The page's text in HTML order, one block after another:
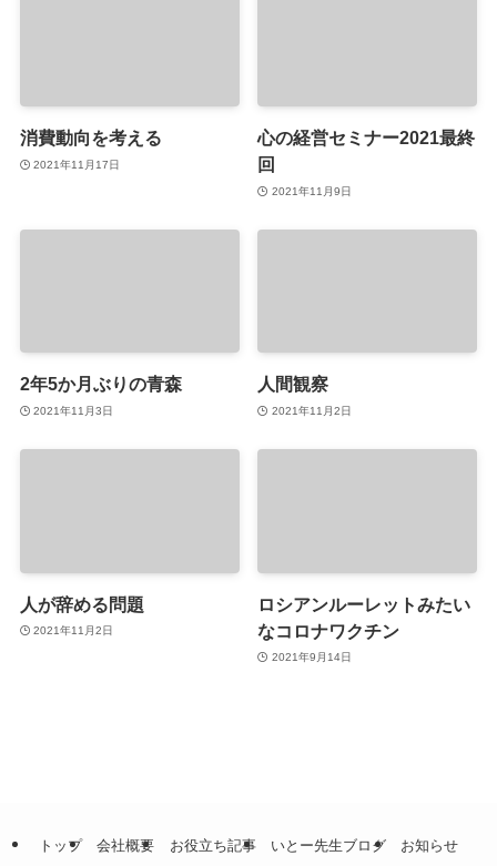
消費動向を考える
2021年11月17日
心の経営セミナー2021最終
回
2021年11月9日
2年5か月ぶりの青森
2021年11月3日
人間観察
2021年11月2日
人が辞める問題
2021年11月2日
ロシアンルーレットみたい
なコロナワクチン
2021年9月14日
トップ 会社概要 お役立ち記事 いとー先生ブログ お知らせ